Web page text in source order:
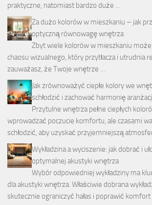
praktyczne, natomiast bardzo duże …
Za dużo kolorów w mieszkaniu – jak
optyczną równowagę wnętrza
Zbyt wiele kolorów w mieszkaniu
chaosu wizualnego, który przytłacza i utrudnia
zauważasz, że Twoje wnętrze …
Jak zrównoważyć ciepłe kolory we
schłodzić i zachować harmonię
Przytulne wnętrza pełne ciepłych
wprowadzać poczucie komfortu, ale czasami
schłodzić, aby uzyskać przyjemniejszą
Wykładzina a wyciszenie: jak dobrać i
optymalnej akustyki wnętrza
Wybór odpowiedniej wykładziny ma
dla akustyki wnętrza. Właściwie dobrana
skutecznie ograniczyć hałas i poprawić